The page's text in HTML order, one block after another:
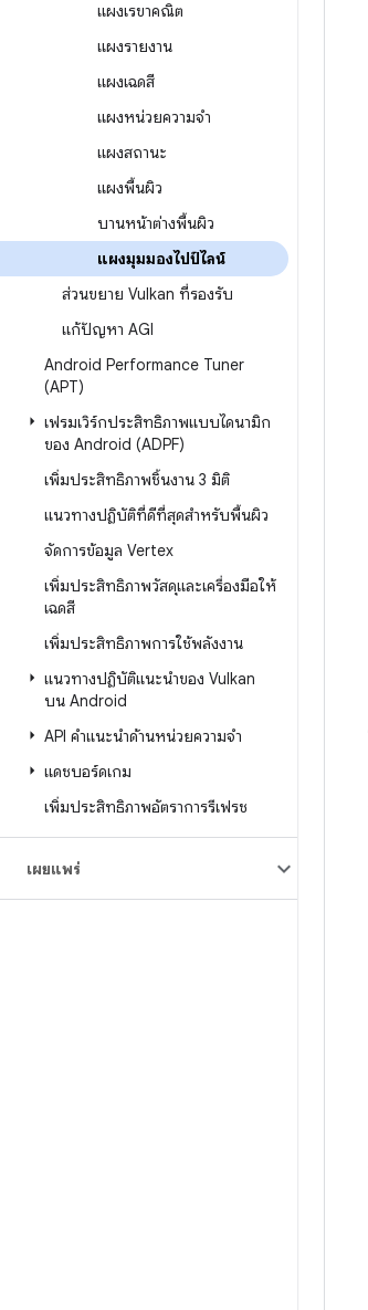
แผงเรขาคณิต
แผงรายงาน
แผงเฉดสี
แผงหน่วยความจำ
แผงสถานะ
แผงพื้นผิว
บานหน้าต่างพื้นผิว
แผงมุมมองไปป์ไลน์
ส่วนขยาย Vulkan ที่รองรับ
แก้ปัญหา AGI
Android Performance Tuner
(APT)
เฟรมเวิร์กประสิทธิภาพแบบไดนามิก
ของ Android (ADPF)
เพิ่มประสิทธิภาพชิ้นงาน 3 มิติ
แนวทางปฏิบัติที่ดีที่สุดสำหรับพื้นผิว
จัดการข้อมูล Vertex
เพิ่มประสิทธิภาพวัสดุและเครื่องมือให้
เฉดสี
เพิ่มประสิทธิภาพการใช้พลังงาน
แนวทางปฏิบัติแนะนำของ Vulkan
บน Android
API คำแนะนำด้านหน่วยความจำ
แดชบอร์ดเกม
เพิ่มประสิทธิภาพอัตราการรีเฟรช
เผยแพร่